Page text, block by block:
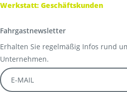
Werkstatt: Geschäftskunden
Fahrgastnewsletter
Erhalten Sie regelmäßig Infos rund
Unternehmen.